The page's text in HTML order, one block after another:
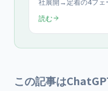
以上）に基づき、カ
読む
この記事は